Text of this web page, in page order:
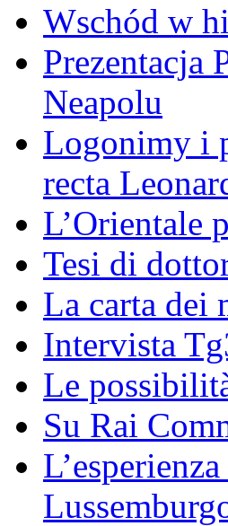
Wschód w
Prezentacja
Neapolu
Logonimy i
recta
L’Orientale
Tesi di
La carta dei
Intervista
Le
Su Rai